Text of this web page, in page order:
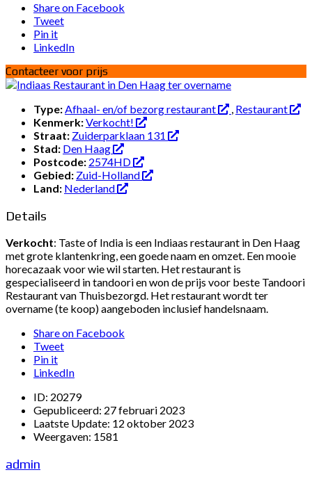
Share on Facebook
Tweet
Pin it
LinkedIn
Contacteer voor prijs
Type:Afhaal- en/of bezorg restaurant , Restaurant
Kenmerk:Verkocht!
Straat: Zuiderparklaan 131
Stad: Den Haag
Postcode: 2574HD
Gebied: Zuid-Holland
Land: Nederland
Details
Verkocht: Taste of India is een Indiaas restaurant in Den Haag
met grote klantenkring, een goede naam en omzet. Een mooie
horecazaak voor wie wil starten. Het restaurant is
gespecialiseerd in tandoori en won de prijs voor beste Tandoori
Restaurant van Thuisbezorgd. Het restaurant wordt ter
overname (te koop) aangeboden inclusief handelsnaam.
Share on Facebook
Tweet
Pin it
LinkedIn
ID: 20279
Gepubliceerd: 27 februari 2023
Laatste Update: 12 oktober 2023
Weergaven: 1581
admin